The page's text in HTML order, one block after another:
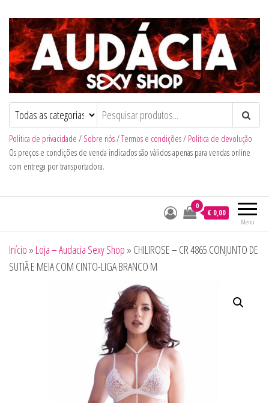
Audacia Sexy Shop
Politica de privacidade / Sobre nós/Termos e condições/ Politica de devolução
Os preços e condições de venda indicados são válidos apenas para vendas online
com entrega por transportadora.
Menu
0
€ 0,00
Início » Loja – Audacia Sexy Shop » CHILIROSE – CR 4865 CONJUNTO DE
SUTIÃ E MEIA COM CINTO-LIGA BRANCO M